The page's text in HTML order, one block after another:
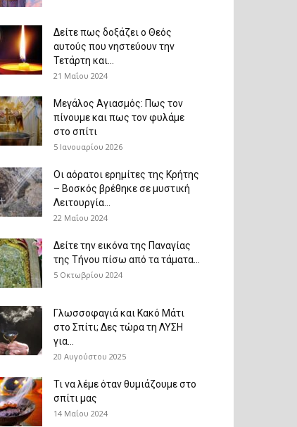
Δείτε πως δοξάζει ο Θεός
αυτούς που νηστεύουν την
Τετάρτη και...
21 Μαΐου 2024
Μεγάλος Αγιασμός: Πως τον
πίνουμε και πως τον φυλάμε
στο σπίτι
5 Ιανουαρίου 2026
Οι αόρατοι ερημίτες της Κρήτης
– Βοσκός βρέθηκε σε μυστική
Λειτουργία...
22 Μαΐου 2024
Δείτε την εικόνα της Παναγίας
της Τήνου πίσω από τα τάματα...
5 Οκτωβρίου 2024
Γλωσσοφαγιά και Κακό Μάτι
στο Σπίτι; Δες τώρα τη ΛΥΣΗ
για...
20 Αυγούστου 2025
Τι να λέμε όταν θυμιάζουμε στο
σπίτι μας
14 Μαΐου 2024